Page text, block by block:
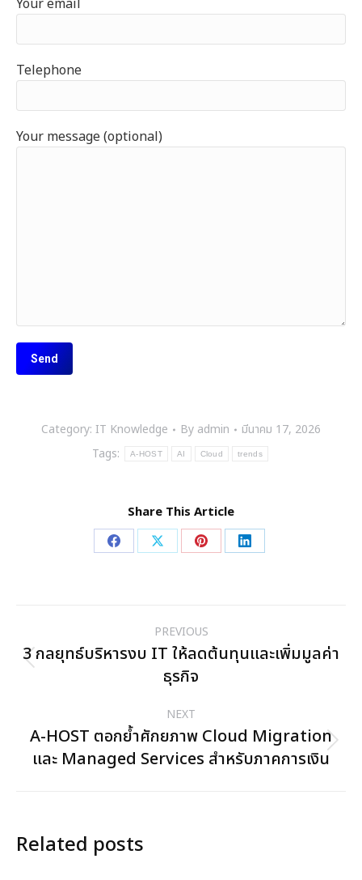
Your email
Telephone
Your message (optional)
Category: IT Knowledge By admin
มีนาคม 17, 2026
Tags:
A-HOST AI Cloud trends
Share This Article
Share Share Share Share
navigation
PREVIOUS
Previous
post:
3 กลยุทธ์บริหารงบ IT ให้ลดต้นทุนและเพิ่มมูลค่า
ธุรกิจ
NEXT
post:
A-HOST ตอกย้ำศักยภาพ Cloud Migration
และ Managed Services สำหรับภาคการเงิน
Related posts